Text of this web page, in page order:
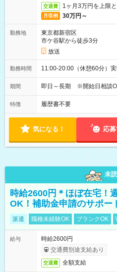
交通費 1ヶ月3万円を上限
月収例 30万円～
勤務地
東京都新宿区
市ケ谷駅から徒歩3分
放送
勤務時間 11:00-20:00（休憩60分）実
期間 即日～長期 ※開始日相談
特徴 履歴書不要
気になる！ 応
未読
時給2600円＊ほぼ在宅！
OK！補助金申請のサポー
派遣 職種未経験OK ブランクOK
給与
時給2600円
交通費別途支給あり
交通費 全額支給